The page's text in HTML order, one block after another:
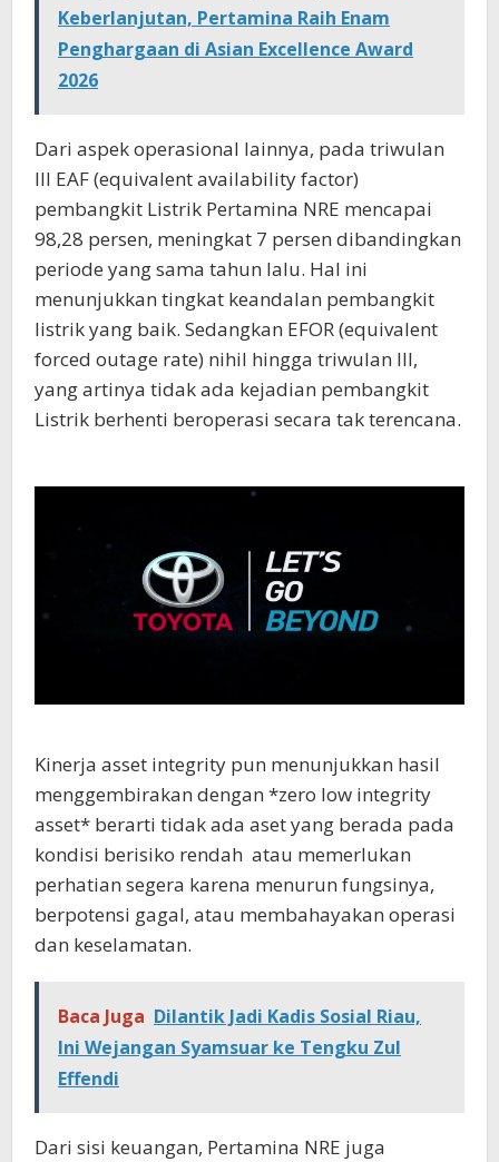
Keberlanjutan, Pertamina Raih Enam
Penghargaan di Asian Excellence Award
2026
Dari aspek operasional lainnya, pada triwulan
III EAF (equivalent availability factor)
pembangkit Listrik Pertamina NRE mencapai
98,28 persen, meningkat 7 persen dibandingkan
periode yang sama tahun lalu. Hal ini
menunjukkan tingkat keandalan pembangkit
listrik yang baik. Sedangkan EFOR (equivalent
forced outage rate) nihil hingga triwulan III,
yang artinya tidak ada kejadian pembangkit
Listrik berhenti beroperasi secara tak terencana.
Kinerja asset integrity pun menunjukkan hasil
menggembirakan dengan *zero low integrity
asset* berarti tidak ada aset yang berada pada
kondisi berisiko rendah atau memerlukan
perhatian segera karena menurun fungsinya,
berpotensi gagal, atau membahayakan operasi
dan keselamatan.
Baca Juga Dilantik Jadi Kadis Sosial Riau,
Ini Wejangan Syamsuar ke Tengku Zul
Effendi
Dari sisi keuangan, Pertamina NRE juga